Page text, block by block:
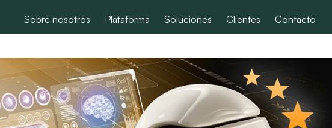
Sobre nosotros Plataforma Soluciones Clientes Contacto